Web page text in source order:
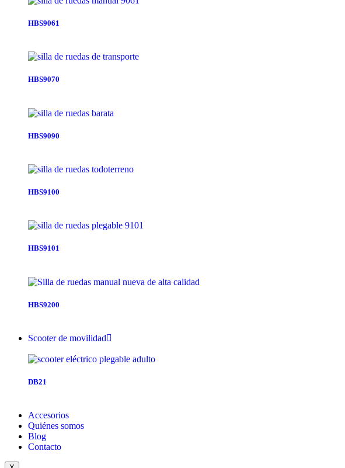
HBS9061
HBS9070
HBS9090
HBS9100
HBS9101
HBS9200
Scooter de movilidad
DB21
Accesorios
Quiénes somos
Blog
Contacto